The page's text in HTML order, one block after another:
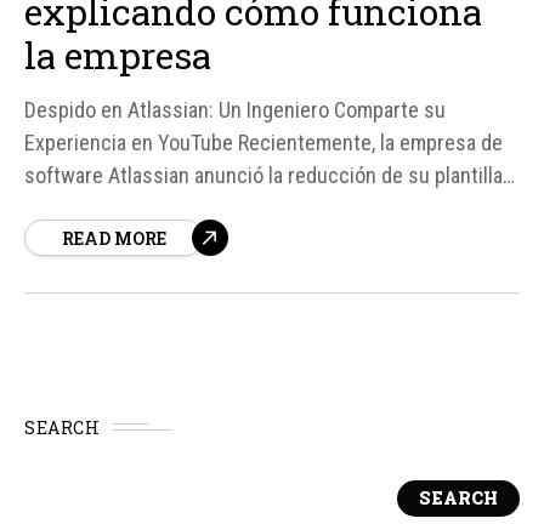
explicando cómo funciona
la empresa
Despido en Atlassian: Un Ingeniero Comparte su
Experiencia en YouTube Recientemente, la empresa de
software Atlassian anunció la reducción de su plantilla
empleados. Entre ellos se encontraba Vasilios Syrakis,
READ MORE
SEARCH
SEARCH